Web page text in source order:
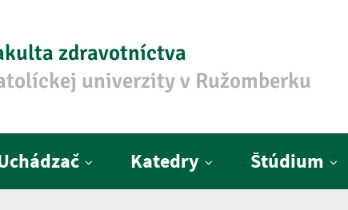
zdravotníctva
univerzity v Ružomberku
Katedry Štúdium